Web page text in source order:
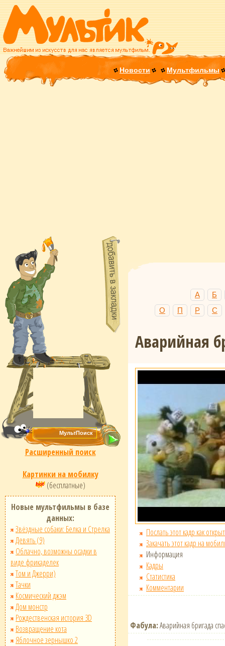
Новости Мультфильмы
Расширенный поиск
Картинки на мобилку
(бесплатные)
Новые мультфильмы в базе
данных:
Звёздные собаки: Белка и Стрелка
Девять (9)
Облачно, возможны осадки в
виде фрикаделек
Том и Джерри)
Тачки
Космический джэм
Дом монстр
Рождественская история 3D
Возвращение кота
Яблочное зернышко 2
А
Б
О
П Р С
Аварийная
Послать этот кадр как
Закачать этот кадр на
Информация
Кадры
Статистика
Комментарии
Фабула:Аварийная бригада